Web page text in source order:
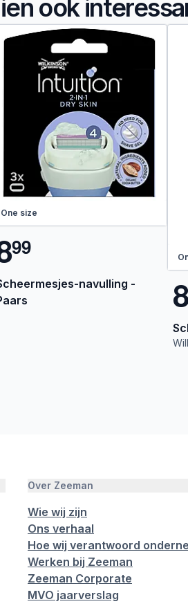
ook
One size
99
navulling -
Over Zeeman
Wie wij zijn
Ons verhaal
Hoe wij verantwoord
Werken bij Zeeman
Zeeman Corporate
MVO jaarverslag